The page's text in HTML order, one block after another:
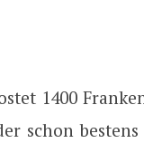
1400
schon